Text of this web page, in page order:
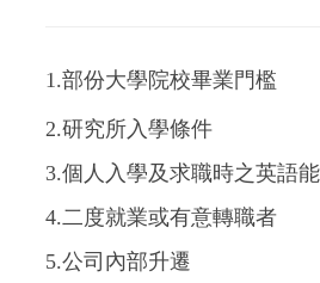
1.部份大學院校畢業門檻
2.研究所入學條件
3.個人入學及求職時之英語
4.二度就業或有意轉職者
5.公司內部升遷